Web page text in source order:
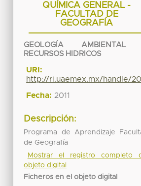
QUÍMICA GENERAL -
FACULTAD DE
GEOGRAFÍA
GEOLOGÍA AMBIENTAL
RECURSOS HIDRICOS
URI:
http://ri.uaemex.mx/handle/
Fecha: 2011
Descripción:
Programa de Aprendizaje
de Geografía
Mostrar el registro completo
objeto digital
Ficheros en el objeto digital